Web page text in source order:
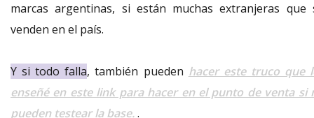
marcas argentinas, si están muchas extranjeras que
venden en el país.
Y si todo falla, también pueden hacer este truco que
enseñé en este link para hacer en el punto de venta si
pueden testear la base..